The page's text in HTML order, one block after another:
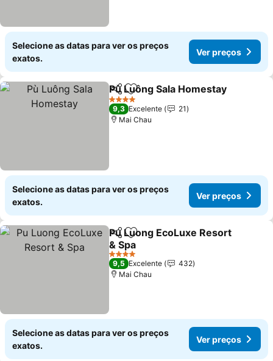
Selecione as datas para ver os preços
exatos.
Ver preços
PartilharAdicionar aos favoritos
Pù Luông Sala Homestay
4 Estrelas
9,3 Excelente
21
Mai Chau
Selecione as datas para ver os preços
exatos.
Ver preços
PartilharAdicionar aos favoritos
Pu Luong EcoLuxe Resort
& Spa
4 Estrelas
9,5 Excelente
432
Mai Chau
Selecione as datas para ver os preços
exatos.
Ver preços